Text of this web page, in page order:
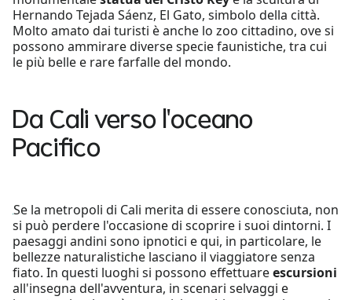
Hernando Tejada Sáenz, El Gato, simbolo della città.
Molto amato dai turisti è anche lo zoo cittadino, ove si
possono ammirare diverse specie faunistiche, tra cui
le più belle e rare farfalle del mondo.
Da Cali verso l'oceano
Pacifico
Se la metropoli di Cali merita di essere conosciuta, non
si può perdere l'occasione di scoprire i suoi dintorni. I
paesaggi andini sono ipnotici e qui, in particolare, le
bellezze naturalistiche lasciano il viaggiatore senza
fiato. In questi luoghi si possono effettuareescursioni
all'insegna dell'avventura, in scenari selvaggi e